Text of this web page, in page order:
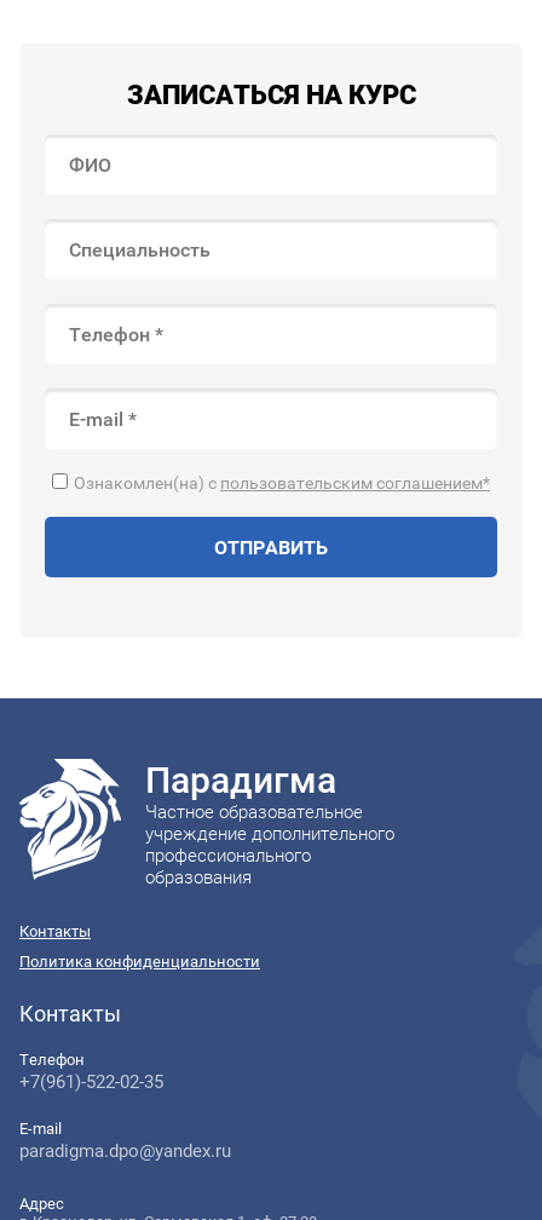
ЗАПИСАТЬСЯ НА КУРС
Ознакомлен(на) с пользовательским соглашением*
ОТПРАВИТЬ
Парадигма
Частное образовательное
учреждение дополнительного
профессионального
образования
Контакты
Политика конфиденциальности
Контакты
Телефон
+7(961)-522-02-35
E-mail
paradigma.dpo@yandex.ru
Адрес